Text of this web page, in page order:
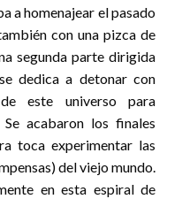
a homenajear el pasado
con una pizca de
segunda parte dirigida
dedica a detonar con
este universo para
acabaron los finales
toca experimentar las
del viejo mundo.
en esta espiral de